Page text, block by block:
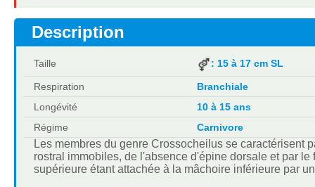
Description
Taille : 15 à 17 cm SL
Respiration
Branchiale
Longévité
10 à 15 ans
Régime
Carnivore
Les membres du genre Crossocheilus se caractérisent
rostral immobiles, de l'absence d'épine dorsale et par
supérieure étant attachée à la mâchoire inférieure par